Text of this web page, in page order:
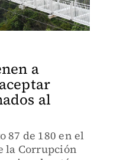
a
al
87 de 180 en el
la Corrupción